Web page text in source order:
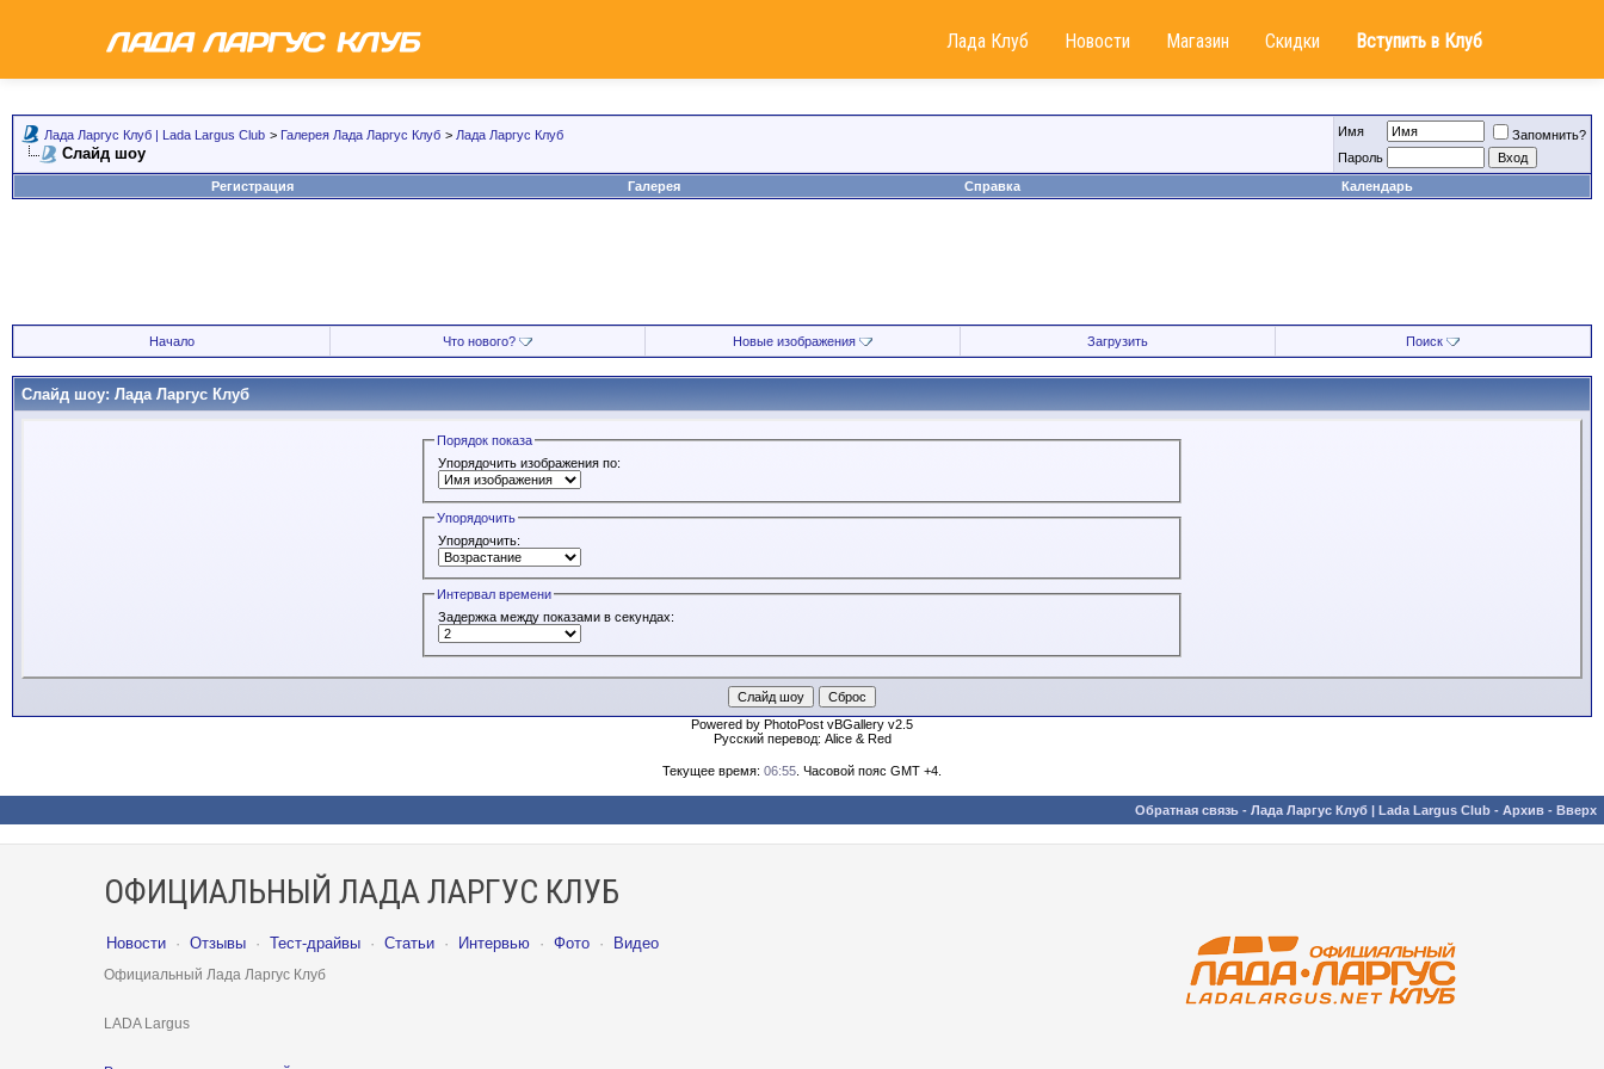
Лада Клуб Новости Магазин Скидки Вступить в Клуб
Лада Ларгус Клуб | Lada Largus Club > Галерея Лада Ларгус Клуб > Лада Ларгус Клуб
Слайд шоу
Имя
Запомнить?
Пароль
Регистрация
Галерея Справка Календарь
Начало Что нового? Новые изображения Загрузить Поиск
Слайд шоу: Лада Ларгус Клуб
Порядок показа
Упорядочить изображения по:
Упорядочить
Упорядочить:
Интервал времени
Задержка между показами в секундах:
Powered by PhotoPost vBGallery v2.5
Русский перевод: Alice & Red
Текущее время: 06:55 . Часовой пояс GMT +4.
Обратная связь - Лада Ларгус Клуб | Lada Largus Club - Архив - Вверх
ОФИЦИАЛЬНЫЙ ЛАДА ЛАРГУС КЛУБ
Новости · Отзывы · Тест-драйвы · Статьи · Интервью · Фото · Видео
Официальный Лада Ларгус Клуб
LADA Largus